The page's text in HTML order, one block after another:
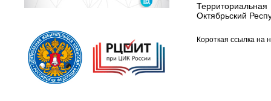
Октябрьский
Короткая ссылка на